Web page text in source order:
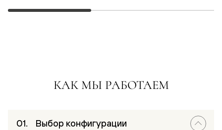
КАК МЫ РАБОТАЕМ
Выбор конфигурации